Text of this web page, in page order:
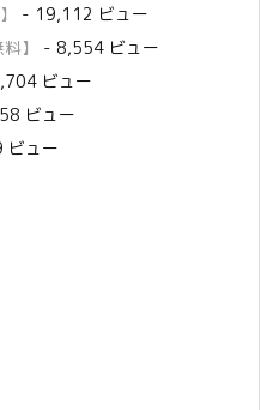
- 19,112 ビュー
】
- 8,554 ビュー
ビュー
ビュー
ュー